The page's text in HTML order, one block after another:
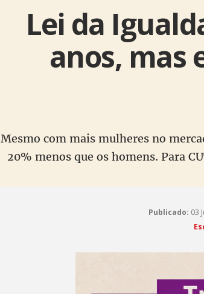
Lei da
anos, mas
Mesmo com mais mulheres no
20% menos que os homens. Para
Publicado: 03